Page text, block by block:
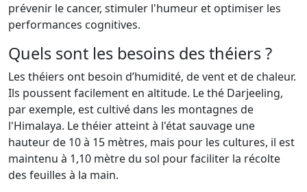
prévenir le cancer, stimuler l'humeur et optimiser les
performances cognitives.
Quels sont les besoins des théiers ?
Les théiers ont besoin d’humidité, de vent et de chaleur.
Ils poussent facilement en altitude. Le thé Darjeeling,
par exemple, est cultivé dans les montagnes de
l'Himalaya. Le théier atteint à l'état sauvage une
hauteur de 10 à 15 mètres, mais pour les cultures, il est
maintenu à 1,10 mètre du sol pour faciliter la récolte
des feuilles à la main.